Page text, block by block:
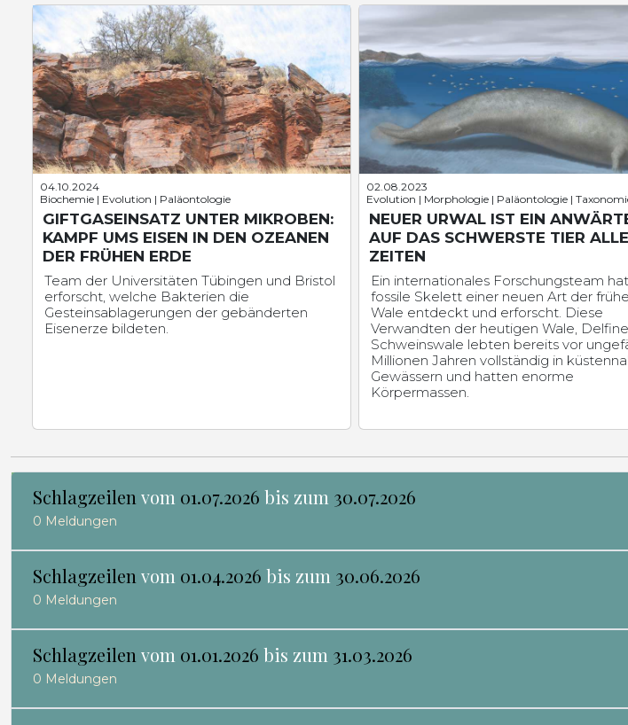
04.10.2024
Biochemie | Evolution | Paläontologie
GIFTGASEINSATZ UNTER MIKROBEN:
KAMPF UMS EISEN IN DEN OZEANEN
DER FRÜHEN ERDE
Team der Universitäten Tübingen und Bristol
erforscht, welche Bakterien die
Gesteinsablagerungen der gebänderten
Eisenerze bildeten.
02.08.2023
Evolution | Morphologie | Paläontologie |
NEUER URWAL IST EIN
AUF DAS SCHWERSTE TIER
ZEITEN
Ein internationales Forschungsteam
fossile Skelett einer neuen Art der
Wale entdeckt und erforscht. Diese
Verwandten der heutigen Wale,
Schweinswale lebten bereits vor
Millionen Jahren vollständig in
Gewässern und hatten enorme
Körpermassen.
Schlagzeilen vom 01.07.2026 bis zum 30.07.2026
0 Meldungen
Schlagzeilen vom 01.04.2026 bis zum 30.06.2026
0 Meldungen
Schlagzeilen vom 01.01.2026 bis zum 31.03.2026
0 Meldungen